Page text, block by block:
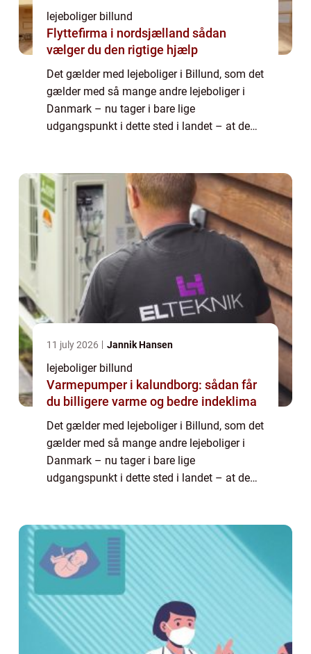
lejeboliger billund
Flyttefirma i nordsjælland sådan
vælger du den rigtige hjælp
Det gælder med lejeboliger i Billund, som det
gælder med så mange andre lejeboliger i
Danmark – nu tager i bare lige
udgangspunkt i dette sted i landet – at de
11 july 2026 Jannik Hansen
lejeboliger billund
Varmepumper i kalundborg: sådan får
du billigere varme og bedre indeklima
Det gælder med lejeboliger i Billund, som det
gælder med så mange andre lejeboliger i
Danmark – nu tager i bare lige
udgangspunkt i dette sted i landet – at de